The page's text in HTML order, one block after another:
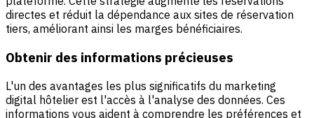
directes et réduit la dépendance aux sites de réservation
tiers, améliorant ainsi les marges bénéficiaires.
Obtenir des informations précieuses
L'un des avantages les plus significatifs du marketing
digital hôtelier est l'accès à l'analyse des données. Ces
informations vous aident à comprendre les préférences et